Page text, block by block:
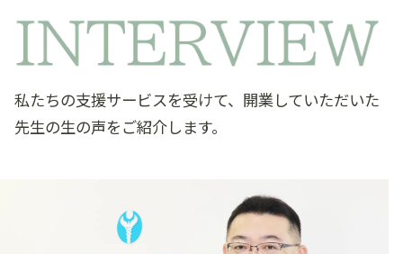
私たちの支援サービスを受けて、開業していただいた
先生の生の声をご紹介します。